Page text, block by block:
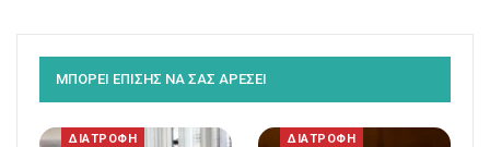
ΜΠΟΡΕΙ ΕΠΙΣΗΣ ΝΑ ΣΑΣ ΑΡΕΣΕΙ
ΔΙΑΤΡΟΦΗ ΔΙΑΤΡΟΦΗ